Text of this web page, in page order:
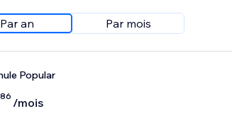
Par an Par mois
Popular
86 /mois